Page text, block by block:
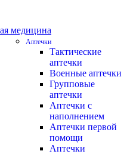
медицина
Аптечки
Тактические
аптечки
Военные аптечки
Групповые
аптечки
Аптечки с
наполнением
Аптечки первой
помощи
Аптечки